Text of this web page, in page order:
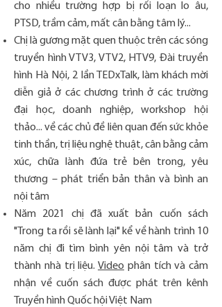
cho nhiều trường hợp bị rối loạn lo âu,
PTSD, trầm cảm, mất cân bằng tâm lý...
Chị là gương mặt quen thuộc trên các sóng
truyền hình VTV3, VTV2, HTV9, Đài truyền
hình Hà Nội, 2 lần TEDxTalk, làm khách mời
diễn giả ở các chương trình ở các trường
đại học, doanh nghiệp, workshop hội
thảo... về các chủ đề liên quan đến sức khỏe
tinh thần, trị liệu nghệ thuật, cân bằng cảm
xúc, chữa lành đứa trẻ bên trong, yêu
thương – phát triển bản thân và bình an
nội tâm
Năm 2021 chị đã xuất bản cuốn sách
"Trong ta rồi sẽ lành lại" kể về hành trình 10
năm chị đi tìm bình yên nội tâm và trở
thành nhà trị liệu. Video phân tích và cảm
nhận về cuốn sách được phát trên kênh
Truyền hình Quốc hội Việt Nam